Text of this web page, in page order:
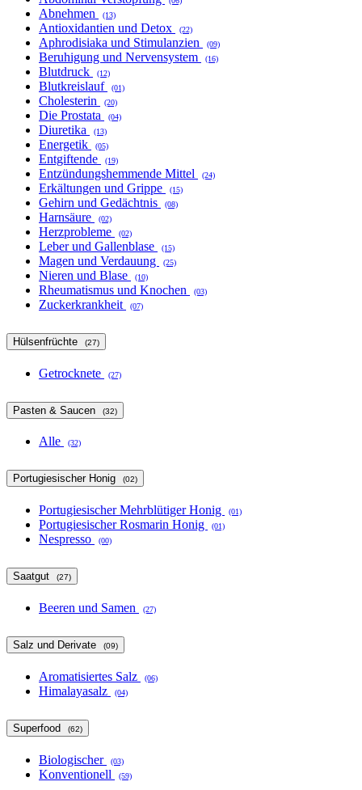
Abnehmen (13)
Antioxidantien und Detox (22)
Aphrodisiaka und Stimulanzien (09)
Beruhigung und Nervensystem (16)
Blutdruck (12)
Blutkreislauf (01)
Cholesterin (20)
Die Prostata (04)
Diuretika (13)
Energetik (05)
Entgiftende (19)
Entzündungshemmende Mittel (24)
Erkältungen und Grippe (15)
Gehirn und Gedächtnis (08)
Harnsäure (02)
Herzprobleme (02)
Leber und Gallenblase (15)
Magen und Verdauung (25)
Nieren und Blase (10)
Rheumatismus und Knochen (03)
Zuckerkrankheit (07)
Hülsenfrüchte (27)
Getrocknete (27)
Pasten & Saucen (32)
Alle (32)
Portugiesischer Honig (02)
Portugiesischer Mehrblütiger Honig (01)
Portugiesischer Rosmarin Honig (01)
Nespresso (00)
Saatgut (27)
Beeren und Samen (27)
Salz und Derivate (09)
Aromatisiertes Salz (06)
Himalayasalz (04)
Superfood (62)
Biologischer (03)
Konventionell (59)